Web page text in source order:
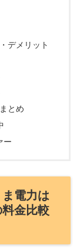
デメリット
とめ
ー
ま電力は
金比較